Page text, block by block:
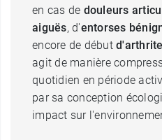
en cas de douleurs
aiguës, d'entorses
encore de début d'arthrite
agit de manière
quotidien en période
par sa conception
impact sur